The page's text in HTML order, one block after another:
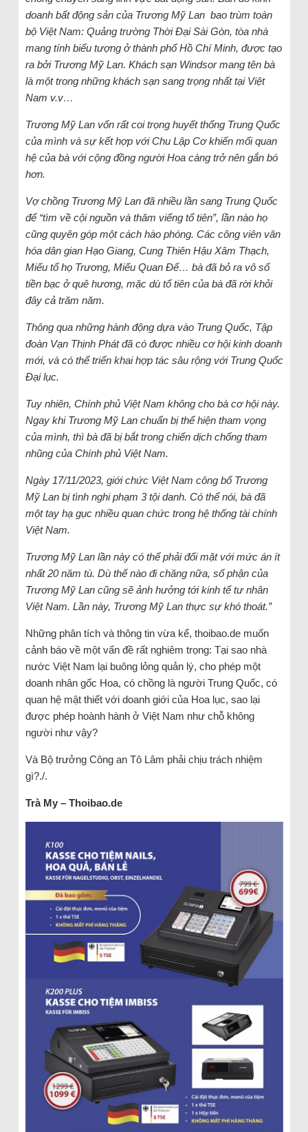
doanh bất động sản của Trương Mỹ Lan bao trùm toàn
bộ Việt Nam: Quảng trường Thời Đại Sài Gòn, tòa nhà
mang tính biểu tượng ở thành phố Hồ Chí Minh, được tạo
ra bởi Trương Mỹ Lan. Khách sạn Windsor mang tên bà
là một trong những khách sạn sang trọng nhất tại Việt
Nam v.v…
Trương Mỹ Lan vốn rất coi trọng huyết thống Trung Quốc
của mình và sự kết hợp với Chu Lập Cơ khiến mối quan
hệ của bà với cộng đồng người Hoa càng trở nên gắn bó
hơn.
Vợ chồng Trương Mỹ Lan đã nhiều lần sang Trung Quốc
để “tìm về cội nguồn và thăm viếng tổ tiên”, lần nào họ
cũng quyên góp một cách hào phóng. Các công viên văn
hóa dân gian Hạo Giang, Cung Thiên Hậu Xâm Thạch,
Miếu tổ họ Trương, Miếu Quan Đế… bà đã bỏ ra vô số
tiền bạc ở quê hương, mặc dù tổ tiên của bà đã rời khỏi
đây cả trăm năm.
Thông qua những hành động dựa vào Trung Quốc, Tập
đoàn Vạn Thịnh Phát đã có được nhiều cơ hội kinh doanh
mới, và có thể triển khai hợp tác sâu rộng với Trung Quốc
Đại lục.
Tuy nhiên, Chính phủ Việt Nam không cho bà cơ hội này.
Ngay khi Trương Mỹ Lan chuẩn bị thể hiện tham vọng
của mình, thì bà đã bị bắt trong chiến dịch chống tham
nhũng của Chính phủ Việt Nam.
Ngày 17/11/2023, giới chức Việt Nam công bố Trương
Mỹ Lan bị tình nghi phạm 3 tội danh. Có thể nói, bà đã
một tay hạ gục nhiều quan chức trong hệ thống tài chính
Việt Nam.
Trương Mỹ Lan lần này có thể phải đối mặt với mức án ít
nhất 20 năm tù. Dù thế nào đi chăng nữa, số phận của
Trương Mỹ Lan cũng sẽ ảnh hưởng tới kinh tế tư nhân
Việt Nam. Lần này, Trương Mỹ Lan thực sự khó thoát.”
Những phân tích và thông tin vừa kể, thoibao.de muốn
cảnh báo về một vấn đề rất nghiêm trọng: Tại sao nhà
nước Việt Nam lại buông lỏng quản lý, cho phép một
doanh nhân gốc Hoa, có chồng là người Trung Quốc, có
quan hệ mật thiết với doanh giới của Hoa lục, sao lại
được phép hoành hành ở Việt Nam như chỗ không
người như vậy?
Và Bộ trưởng Công an Tô Lâm phải chịu trách nhiệm
gì?./.
Trà My – Thoibao.de